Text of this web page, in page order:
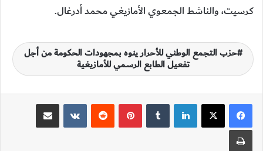
كرسيت، والناشط الجمعوي الأمازيغي محمد أدرغال.
حزب التجمع الوطني للأحرار ينوه بمجهودات الحكومة من أجل
تفعيل الطابع الرسمي للأمازيغية
لينكدإن بينتيريست